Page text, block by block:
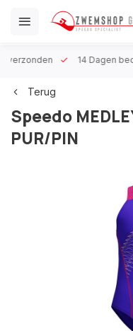
verzonden 14 Dagen
Terug
Speedo
PUR/PIN